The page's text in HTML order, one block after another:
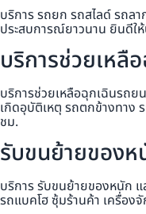
บริการ รถยก รถสไลด์ รถล
ประสบการณ์ยาวนาน ยินดีใ
บริการช่วยเหลื
บริการช่วยเหลือฉุกเฉินรถย
เกิดอุบัติเหตุ รถตกข้างทาง
ชม.
รับขนย้ายของห
บริการ รับขนย้ายของหนัก แ
รถแบคโฮ ซุ้มร้านค้า เครื่อง